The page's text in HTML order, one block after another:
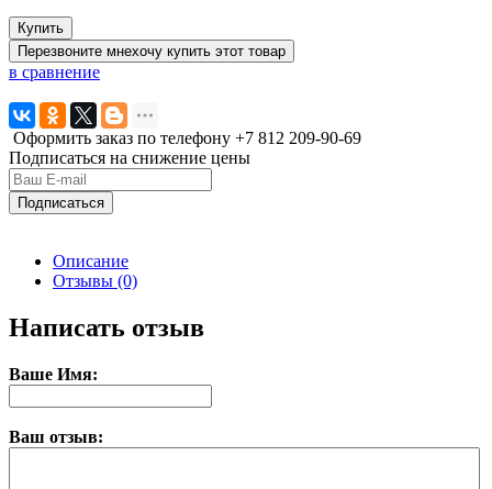
Купить
Перезвоните мнехочу купить этот товар
в сравнение
Оформить заказ по телефону +7 812 209-90-69
Подписаться на снижение цены
Подписаться
Описание
Отзывы (0)
Написать отзыв
Ваше Имя:
Ваш отзыв: